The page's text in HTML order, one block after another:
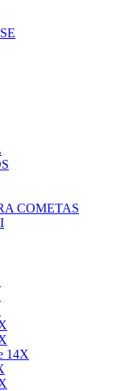
COMETAS
14X